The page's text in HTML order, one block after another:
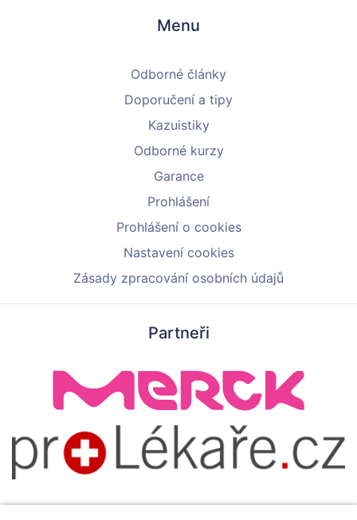
Menu
Odborné články
Doporučení a tipy
Kazuistiky
Odborné kurzy
Garance
Prohlášení
Prohlášení o cookies
Nastavení cookies
Zásady zpracování osobních údajů
Partneři